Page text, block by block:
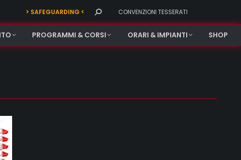
> SAFEGUARDING < Search: CONVENZIONI TESSERATI
PROGRAMMI & CORSI ORARI & IMPIANTI SHOP